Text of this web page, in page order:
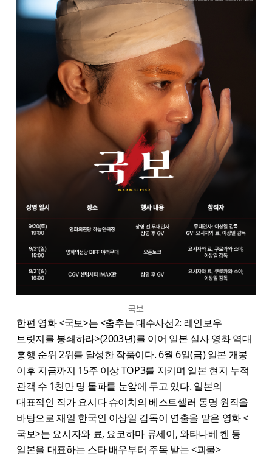
국보
한편 영화 <국보>는 <춤추는 대수사선2: 레인보우
브릿지를 봉쇄하라>(2003년)를 이어 일본 실사 영화 역대
흥행 순위 2위를 달성한 작품이다. 6월 6일(금) 일본 개봉
이후 지금까지 15주 이상 TOP3를 지키며 일본 현지 누적
관객 수 1천만 명 돌파를 눈앞에 두고 있다. 일본의
대표적인 작가 요시다 슈이치의 베스트셀러 동명 원작을
바탕으로 재일 한국인 이상일 감독이 연출을 맡은 영화 <
국보>는 요시자와 료, 요코하마 류세이, 와타나베 켄 등
일본을 대표하는 스타 배우부터 주목 받는 <괴물>